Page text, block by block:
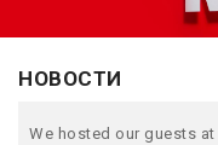
НОВОСТИ
We hosted our guests